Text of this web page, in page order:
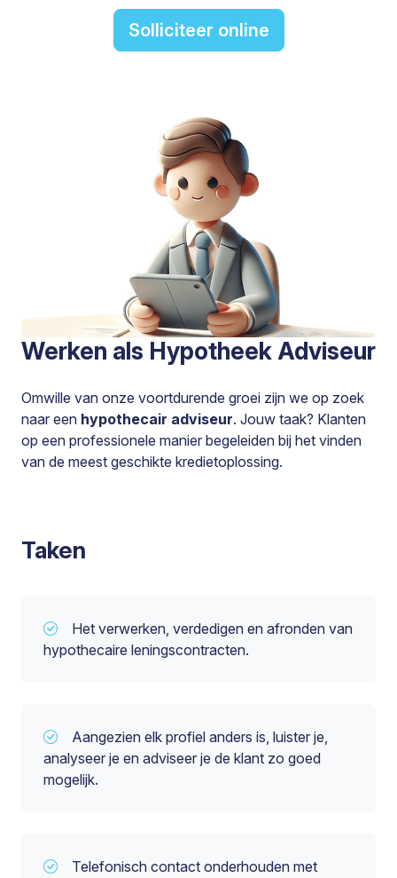
Solliciteer online
Werken als Hypotheek Adviseur
Omwille van onze voortdurende groei zijn we op zoek
naar een hypothecair adviseur. Jouw taak? Klanten
op een professionele manier begeleiden bij het vinden
van de meest geschikte kredietoplossing.
Taken
Het verwerken, verdedigen en afronden van
hypothecaire leningscontracten.
Aangezien elk profiel anders is, luister je,
analyseer je en adviseer je de klant zo goed
mogelijk.
Telefonisch contact onderhouden met